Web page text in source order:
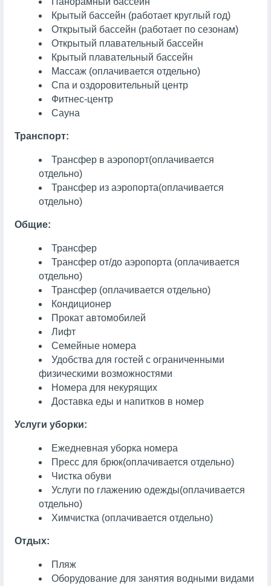
Крытый бассейн (работает круглый год)
Открытый бассейн (работает по сезонам)
Открытый плавательный бассейн
Крытый плавательный бассейн
Массаж (оплачивается отдельно)
Спа и оздоровительный центр
Фитнес-центр
Сауна
Транспорт:
Трансфер в аэропорт(оплачивается
отдельно)
Трансфер из аэропорта(оплачивается
отдельно)
Общие:
Трансфер
Трансфер от/до аэропорта (оплачивается
отдельно)
Трансфер (оплачивается отдельно)
Кондиционер
Прокат автомобилей
Лифт
Семейные номера
Удобства для гостей с ограниченными
физическими возможностями
Номера для некурящих
Доставка еды и напитков в номер
Услуги уборки:
Ежедневная уборка номера
Пресс для брюк(оплачивается отдельно)
Чистка обуви
Услуги по глажению одежды(оплачивается
отдельно)
Химчистка (оплачивается отдельно)
Отдых:
Пляж
Оборудование для занятия водными видами